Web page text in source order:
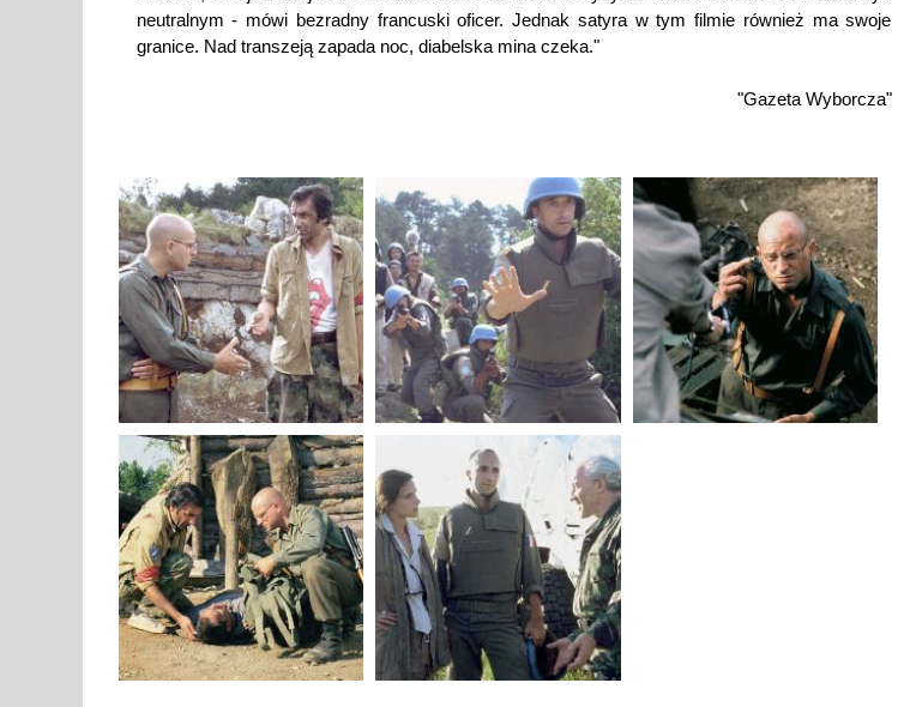
neutralnym - mówi bezradny francuski oficer. Jednak satyra w tym filmie również ma swoje
granice. Nad transzeją zapada noc, diabelska mina czeka."
"Gazeta Wyborcza"